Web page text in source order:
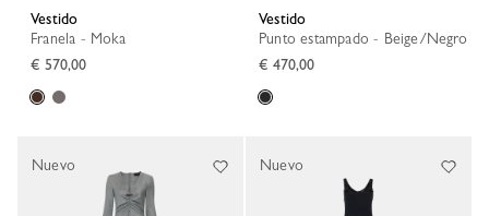
Vestido
Franela - Moka
€ 570,00
Vestido
Punto estampado - Beige/Negro
€ 470,00
Nuevo Nuevo